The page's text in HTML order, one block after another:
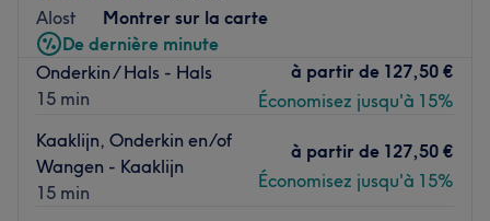
Alost
Montrer sur la carte
De dernière minute
Onderkin / Hals - Hals
15 min
à partir de 127,50 €
Économisez jusqu'à 15%
Kaaklijn, Onderkin en/of
Wangen - Kaaklijn
15 min
à partir de 127,50 €
Économisez jusqu'à 15%